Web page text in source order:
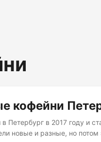
кофейни
Петербург в 2017 году и
новые и разные, но потом